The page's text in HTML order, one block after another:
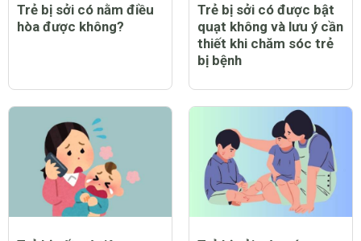
Trẻ bị sởi có nằm điều
hòa được không?
Trẻ bị sởi có được bật
quạt không và lưu ý cần
thiết khi chăm sóc trẻ
bị bệnh